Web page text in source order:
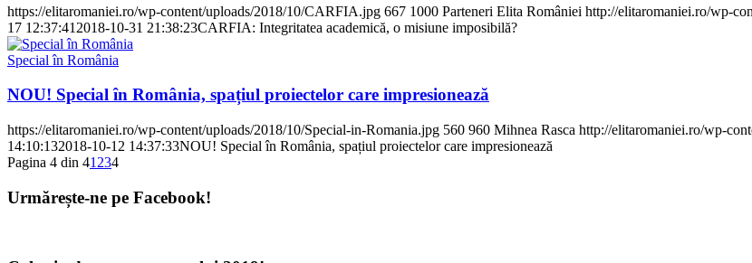
https://elitaromaniei.ro/wp-content/uploads/2018/10/CARFIA.jpg 667 1000 Parteneri Elita României http://elitaromaniei.ro/wp-
17 12:37:41 2018-10-31 21:38:23CARFIA: Integritatea academică, o misiune imposibilă?
Special în România
NOU! Special în România, spațiul proiectelor care impresionează
https://elitaromaniei.ro/wp-content/uploads/2018/10/Special-in-Romania.jpg 560 960 Mihnea Rasca http://elitaromaniei.ro/wp-
14:10:132018-10-12 14:37:33NOU! Special în România, spațiul proiectelor care impresionează
Pagina 4 din 41 234
Urmărește-ne pe Facebook!